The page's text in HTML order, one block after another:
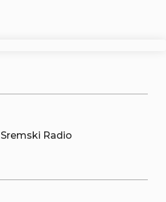
Sremski Radio